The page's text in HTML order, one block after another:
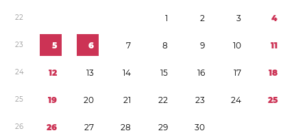
22 1 2 3 4
23 5 6 7 8 9 10 11
24 12 13 14 15 16 17 18
25 19 20 21 22 23 24 25
26 26 27 28 29 30